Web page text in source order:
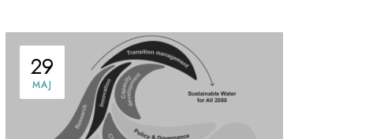
29
MAJ